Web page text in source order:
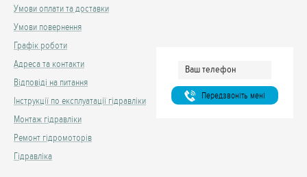
Умови оплати та доставки
Умови повернення
Графік роботи
Адреса та контакти
Відповіді на питання
Інструкції по експлуатації гідравліки
Монтаж гідравліки
Ремонт гідромоторів
Гідравліка
Передзвонiть менi